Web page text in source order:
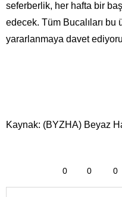
seferberlik, her hafta bir
edecek. Tüm Bucalıları
yararlanmaya davet
Kaynak: (BYZHA) Beyaz
0 0 0